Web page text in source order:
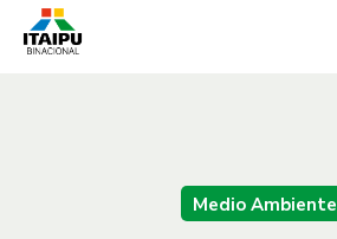
Medio Ambiente